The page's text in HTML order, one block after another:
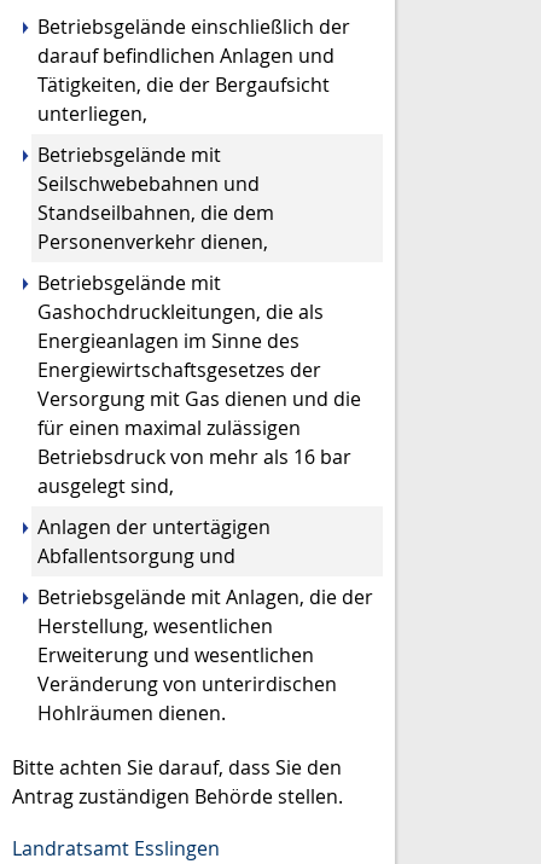
Betriebsgelände einschließlich der
darauf befindlichen Anlagen und
Tätigkeiten, die der Bergaufsicht
unterliegen,
Betriebsgelände mit
Seilschwebebahnen und
Standseilbahnen, die dem
Personenverkehr dienen,
Betriebsgelände mit
Gashochdruckleitungen, die als
Energieanlagen im Sinne des
Energiewirtschaftsgesetzes der
Versorgung mit Gas dienen und die
für einen maximal zulässigen
Betriebsdruck von mehr als 16 bar
ausgelegt sind,
Anlagen der untertägigen
Abfallentsorgung und
Betriebsgelände mit Anlagen, die der
Herstellung, wesentlichen
Erweiterung und wesentlichen
Veränderung von unterirdischen
Hohlräumen dienen.
Bitte achten Sie darauf, dass Sie den
Antrag zuständigen Behörde stellen.
Landratsamt Esslingen